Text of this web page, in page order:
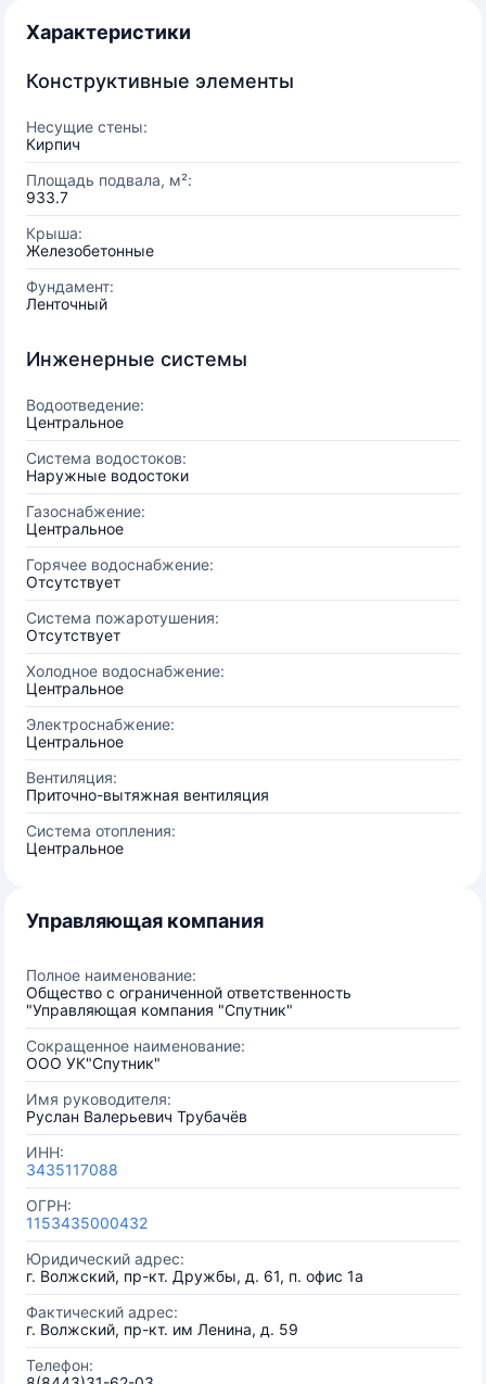
Характеристики
Конструктивные элементы
Несущие стены:
Кирпич
Площадь подвала, м²:
933.7
Крыша:
Железобетонные
Фундамент:
Ленточный
Инженерные системы
Водоотведение:
Центральное
Система водостоков:
Наружные водостоки
Газоснабжение:
Центральное
Горячее водоснабжение:
Отсутствует
Система пожаротушения:
Отсутствует
Холодное водоснабжение:
Центральное
Электроснабжение:
Центральное
Вентиляция:
Приточно-вытяжная вентиляция
Система отопления:
Центральное
Управляющая компания
Полное наименование:
Общество с ограниченной ответственность
"Управляющая компания "Спутник"
Сокращенное наименование:
ООО УК"Спутник"
Имя руководителя:
Руслан Валерьевич Трубачёв
ИНН:
3435117088
ОГРН:
1153435000432
Юридический адрес:
г. Волжский, пр-кт. Дружбы, д. 61, п. офис 1а
Фактический адрес:
г. Волжский, пр-кт. им Ленина, д. 59
Телефон: